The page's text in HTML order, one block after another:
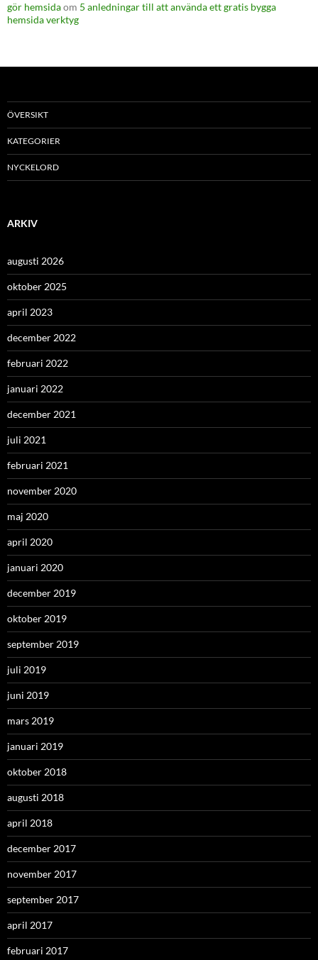
gör hemsidaom 5 anledningar till att använda ett gratis bygga
hemsida verktyg
ÖVERSIKT
KATEGORIER
NYCKELORD
ARKIV
augusti 2026
oktober 2025
april 2023
december 2022
februari 2022
januari 2022
december 2021
juli 2021
februari 2021
november 2020
maj 2020
april 2020
januari 2020
december 2019
oktober 2019
september 2019
juli 2019
juni 2019
mars 2019
januari 2019
oktober 2018
augusti 2018
april 2018
december 2017
november 2017
september 2017
april 2017
februari 2017